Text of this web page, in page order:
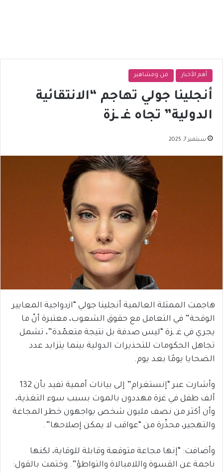
أهم الأخبار فن ومشاهير
أنجلينا جولي تهاجم “الانتقائية
الدولية” تجاه غـ ـزة
سبتمبر 7, 2025
هاجمت الممثلة العالمية أنجلينا جولي “ازدواجية المعايير
الوقحة” في التعامل مع حقوق الشعوب، معتبرة أنّ ما
يجري في غـ ـزة “ليس صدفة بل نتيجة متعمّدة”، تشمل
تجاهل الحكومات للتحذيرات الدولية بينما يتزايد عدد
الضحايا يومًا بعد يوم.
وأشارت عبر “إنستغرام” إلى بيانات أممية تفيد بأن 132
ألف طفل في غزة مهددون بالموت بسبب سوء التغذية،
وأن أكثر من نصف مليون شخص يواجهون خطر المجاعة
والتهجير، محذّرة من “عواقب لا يمكن إصلاحها”.
وأضافت: “إنها مجاعة متوقعة وقابلة للوقاية، لكنها
ناجمة عن القسوة واللامبالاة والتواطؤ”. وختمت بالقول: